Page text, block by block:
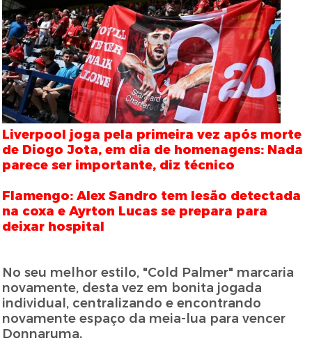
Liverpool joga pela primeira vez após morte
de Diogo Jota, em dia de homenagens: Nada
parece ser importante, diz técnico
Flamengo: Alex Sandro tem lesão detectada
na coxa e Ayrton Lucas se prepara para
deixar hospital
No seu melhor estilo, "Cold Palmer" marcaria
novamente, desta vez em bonita jogada
individual, centralizando e encontrando
novamente espaço da meia-lua para vencer
Donnaruma.